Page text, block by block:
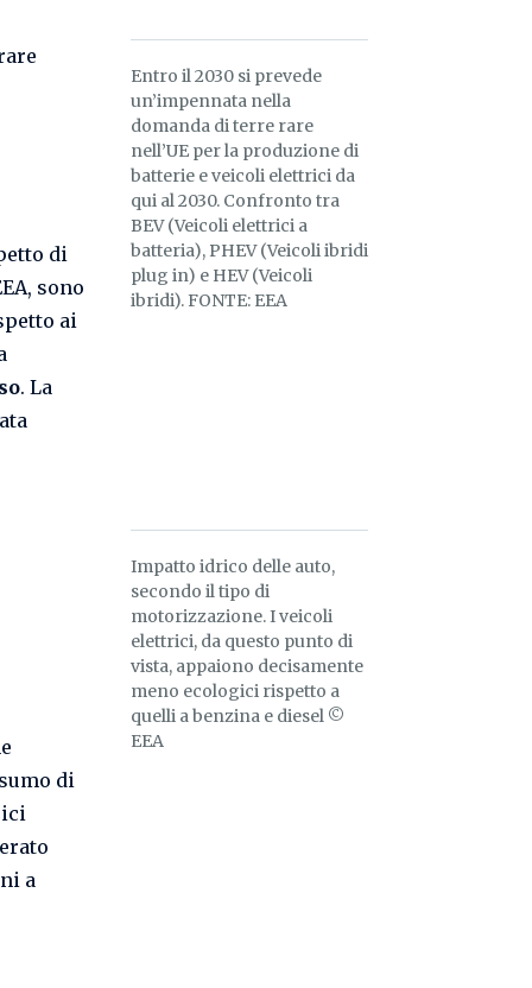
Entro il 2030 si prevede
un’impennata nella
domanda di terre rare
nell’UE per la produzione di
batterie e veicoli elettrici da
qui al 2030. Confronto tra
BEV (Veicoli elettrici a
batteria), PHEV (Veicoli ibridi
plug in) e HEV (Veicoli
ibridi). FONTE: EEA
di
sono
ai
. La
Impatto idrico delle auto,
secondo il tipo di
motorizzazione. I veicoli
elettrici, da questo punto di
vista, appaiono decisamente
meno ecologici rispetto a
quelli a benzina e diesel ©
EEA
di
a